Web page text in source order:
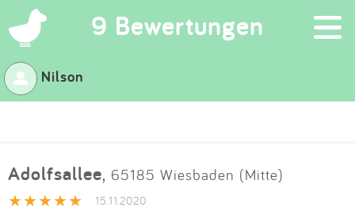
9 Bewertungen ×
Suchen
App
Nilson
Adolfsallee, 65185 Wiesbaden (Mitte)
15.11.2020